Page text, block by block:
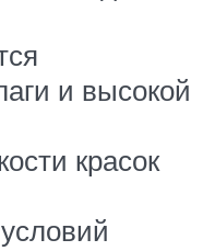
и высокой
красок